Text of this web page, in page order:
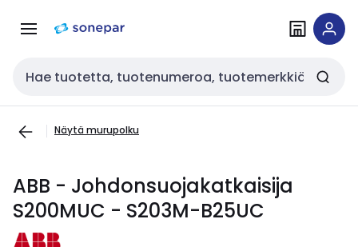
navigointiinsisältöön
Haku
Näytä murupolku
ABB - Johdonsuojakatkaisija
S200MUC - S203M-B25UC